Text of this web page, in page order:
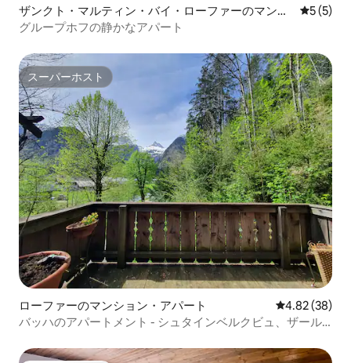
ザンクト・マルティン・バイ・ローファーのマンシ
ョン・アパート
レビュー
5 (5)
グループホフの静かなアパート
スーパーホスト
スーパーホスト
ローファーのマンション・アパート レビュー38
4.82 (38)
バッハのアパートメント - シュタインベルクビュ、ザール